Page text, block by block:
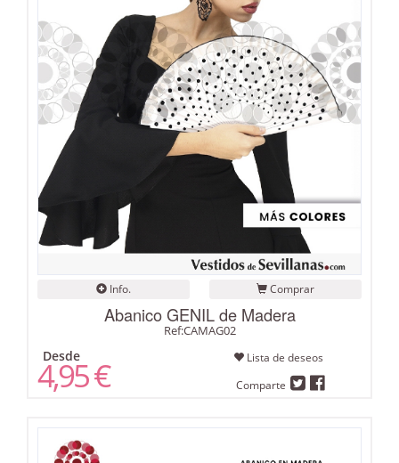
Info. Comprar
Abanico GENIL de Madera
Ref:CAMAG02
Desde Lista de deseos
4,95 € Comparte